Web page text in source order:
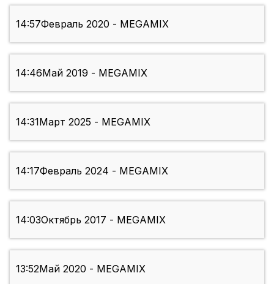
14:57Февраль 2020 - MEGAMIX
14:46Май 2019 - MEGAMIX
14:31Март 2025 - MEGAMIX
14:17Февраль 2024 - MEGAMIX
14:03Октябрь 2017 - MEGAMIX
13:52Май 2020 - MEGAMIX